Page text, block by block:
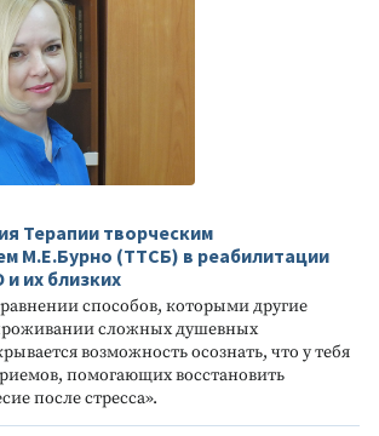
Терапии творческим
М.Е.Бурно (ТТСБ) в реабилитации
их близких
способов, которыми другие
сложных душевных
возможность осознать, что у тебя
помогающих восстановить
после стресса».